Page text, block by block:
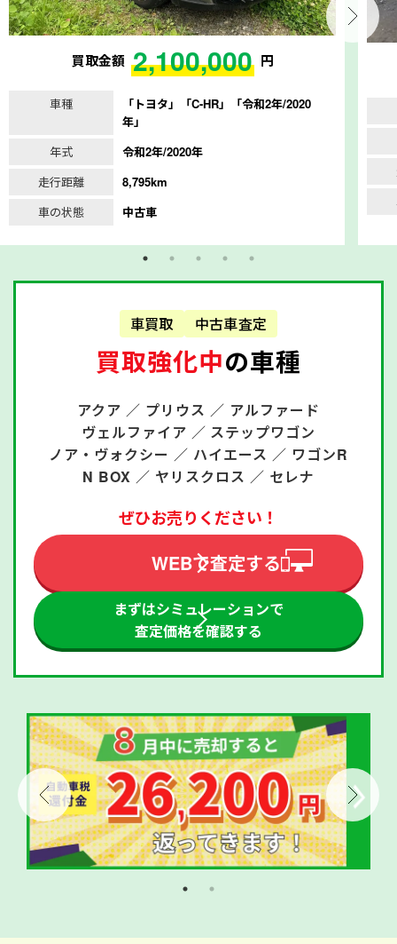
買取金額 2,100,000 円
車種
「トヨタ」「C-HR」「令和2年/2020
年」
年式
令和2年/2020年
走行距離
8,795km
車の状態
中古車
車買取 中古車査定
買取強化中の車種
アクア ／ プリウス ／ アルファード
ヴェルファイア ／ ステップワゴン
ノア・ヴォクシー ／ ハイエース ／ ワゴンR
N BOX ／ ヤリスクロス ／ セレナ
ぜひお売りください！
WEBで査定する
まずはシミュレーションで
査定価格を確認する